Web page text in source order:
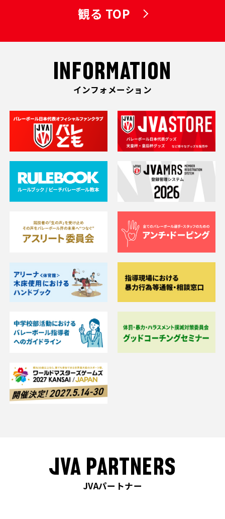
観る TOP
INFORMATION
インフォメーション
JVA PARTNERS
JVAパートナー